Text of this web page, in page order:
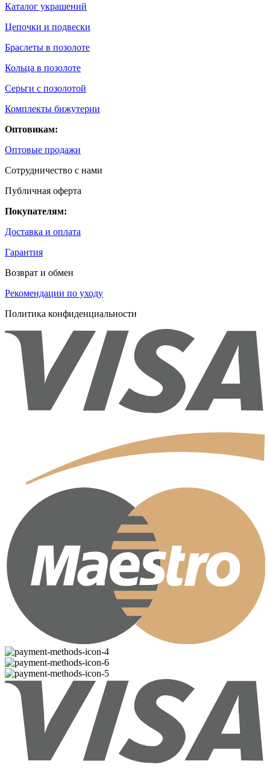
Каталог украшений
Цепочки и подвески
Браслеты в позолоте
Кольца в позолоте
Серьги с позолотой
Комплекты бижутерии
Оптовикам:
Оптовые продажи
Сотрудничество с нами
Публичная оферта
Покупателям:
Доставка и оплата
Гарантия
Возврат и обмен
Рекомендации по уходу
Политика конфиденциальности